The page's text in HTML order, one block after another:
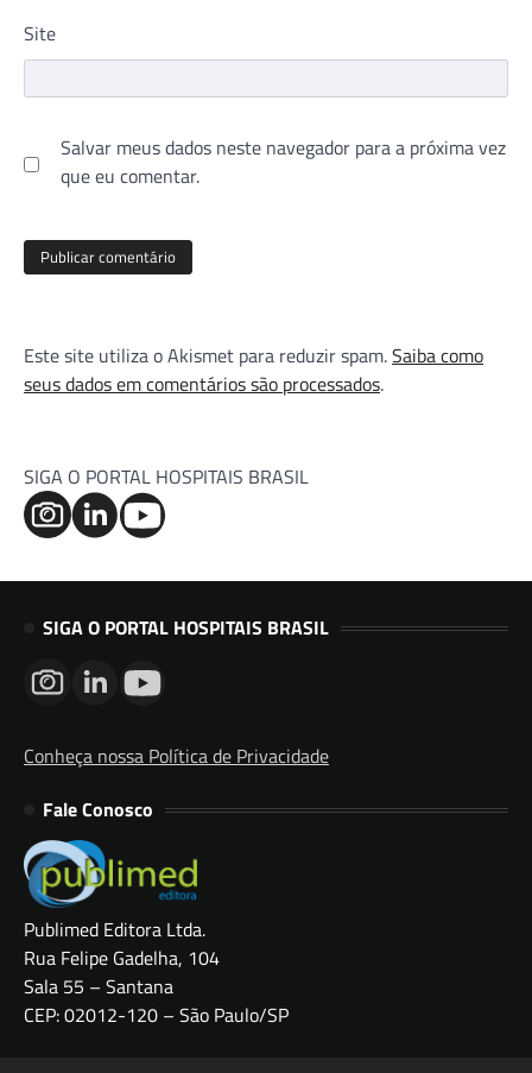
Site
Salvar meus dados neste navegador para a próxima vez
que eu comentar.
Este site utiliza o Akismet para reduzir spam.Saiba como
seus dados em comentários são processados.
SIGA O PORTAL HOSPITAIS BRASIL
SIGA O PORTAL HOSPITAIS BRASIL
Conheça nossa Política de Privacidade
Fale Conosco
Publimed Editora Ltda.
Rua Felipe Gadelha, 104
Sala 55 – Santana
CEP: 02012-120 – São Paulo/SP